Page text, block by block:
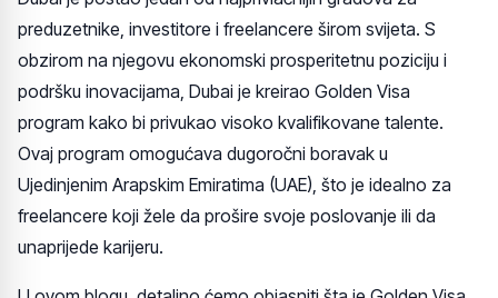
preduzetnike, investitore i freelancere širom svijeta. S
obzirom na njegovu ekonomski prosperitetnu poziciju i
podršku inovacijama, Dubai je kreirao Golden Visa
program kako bi privukao visoko kvalifikovane talente.
Ovaj program omogućava dugoročni boravak u
Ujedinjenim Arapskim Emiratima (UAE), što je idealno za
freelancere koji žele da prošire svoje poslovanje ili da
unaprijede karijeru.